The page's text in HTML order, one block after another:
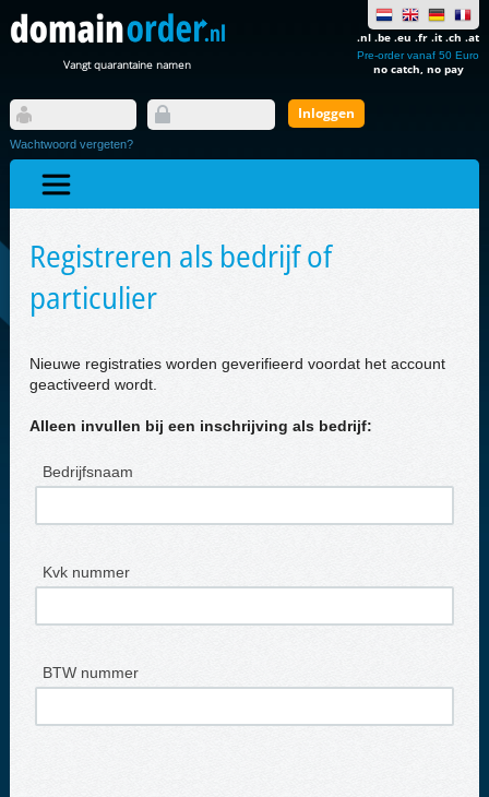
Vangt quarantaine namen
.nl .be .eu .fr .it .ch .at
Pre-order vanaf 50 Euro
no catch, no pay
Wachtwoord vergeten?
Registreren als bedrijf of
particulier
Nieuwe registraties worden geverifieerd voordat het account
geactiveerd wordt.
Alleen invullen bij een inschrijving als bedrijf:
Bedrijfsnaam
Kvk nummer
BTW nummer